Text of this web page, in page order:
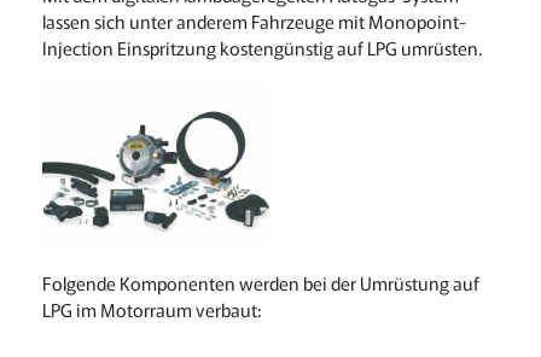
lassen sich unter anderem Fahrzeuge mit Monopoint-
Injection Einspritzung kostengünstig auf LPG umrüsten.
Folgende Komponenten werden bei der Umrüstung auf
LPG im Motorraum verbaut: